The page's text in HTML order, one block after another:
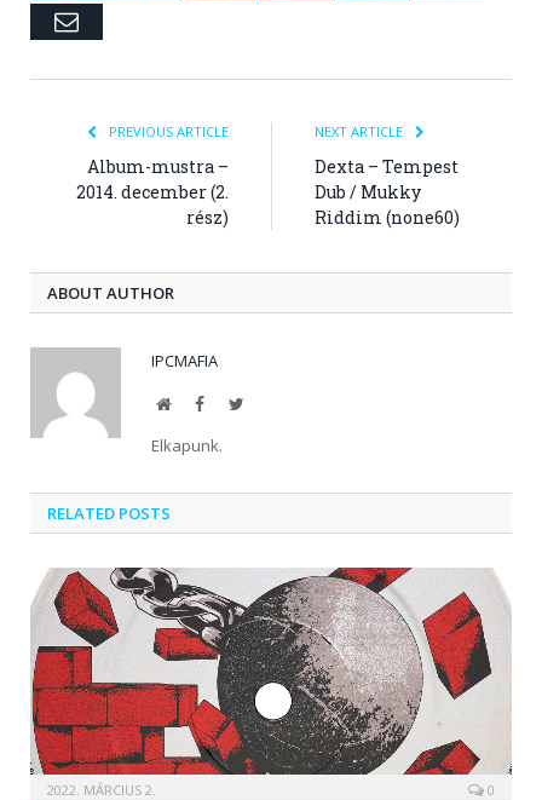
Email
PREVIOUS ARTICLE
Album-mustra –
2014. december (2.
rész)
NEXT ARTICLE
Dexta – Tempest
Dub / Mukky
Riddim (none60)
ABOUT AUTHOR
IPCMAFIA
WebsiteFacebookTwitter
Elkapunk.
RELATED POSTS
2022. MÁRCIUS 2. 0